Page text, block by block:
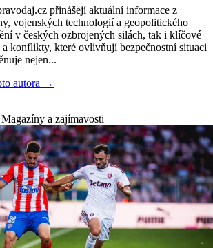
přinášejí aktuální informace z
vojenských technologií a geopolitického
v českých ozbrojených silách, tak i klíčové
konflikty, které ovlivňují bezpečnostní situaci
nejen...
autora →
Magazíny a zajímavosti